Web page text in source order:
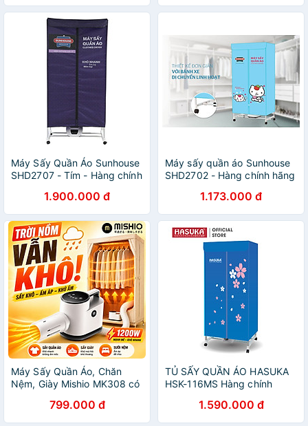
Máy Sấy Quần Áo Sunhouse
SHD2707 - Tím - Hàng chính
1.900.000 đ
Máy sấy quần áo Sunhouse
SHD2702 - Hàng chính hãng
1.173.000 đ
Máy Sấy Quần Áo, Chăn
Nệm, Giày Mishio MK308 có
Hàng chính hãng
799.000 đ
TỦ SẤY QUẦN ÁO HASUKA
HSK-116MS Hàng chính
1.590.000 đ